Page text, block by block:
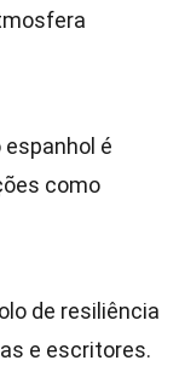
é
como
de resiliência
e escritores.